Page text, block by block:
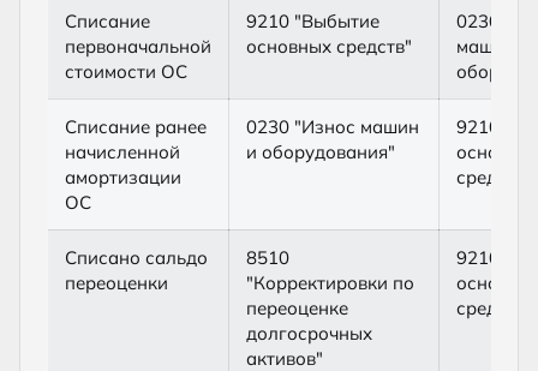
Списание
первоначальной
стоимости ОС
9210 "Выбытие
основных средств"
0230
машин и
Списание ранее
начисленной
амортизации
ОС
0230 "Износ машин
и оборудования"
9210
средств"
Списано сальдо
переоценки
8510
"Корректировки по
переоценке
долгосрочных
активов"
9210
средств"